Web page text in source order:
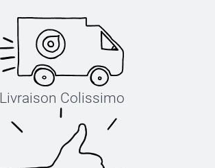
Livraison Colissimo